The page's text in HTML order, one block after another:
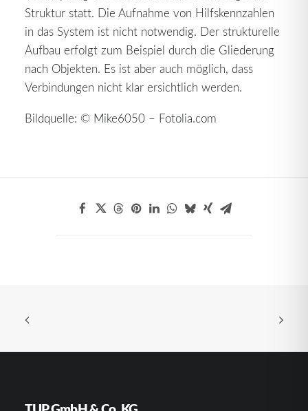
Struktur statt. Die Aufnahme von Hilfskennzahlen
in das System ist nicht notwendig. Der strukturelle
Aufbau erfolgt zum Beispiel durch die Gliederung
nach Objekten. Es ist aber auch möglich, dass
Verbindungen nicht klar ersichtlich werden.
Bildquelle: © Mike6050 – Fotolia.com